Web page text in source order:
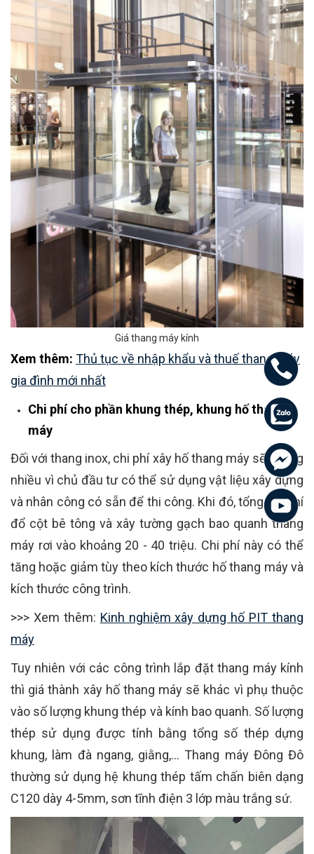
Giá thang máy kính
Xem thêm: Thủ tục về nhập khẩu và thuế thang máy
gia đình mới nhất
Chi phí cho phần khung thép, khung hố thang
máy
Đối với thang inox, chi phí xây hố thang máy sẽ không
nhiều vì chủ đầu tư có thể sử dụng vật liệu xây dựng
và nhân công có sẵn để thi công. Khi đó, tổng chi phí
đổ cột bê tông và xây tường gạch bao quanh thang
máy rơi vào khoảng 20 - 40 triệu. Chi phí này có thể
tăng hoặc giảm tùy theo kích thước hố thang máy và
kích thước công trình.
>>> Xem thêm: Kinh nghiệm xây dựng hố PIT thang
máy
Tuy nhiên với các công trình lắp đặt thang máy kính
thì giá thành xây hố thang máy sẽ khác vì phụ thuộc
vào số lượng khung thép và kính bao quanh. Số lượng
thép sử dụng được tính bằng tổng số thép dựng
khung, làm đà ngang, giằng,... Thang máy Đông Đô
thường sử dụng hệ khung thép tấm chấn biên dạng
C120 dày 4-5mm, sơn tĩnh điện 3 lớp màu trắng sứ.